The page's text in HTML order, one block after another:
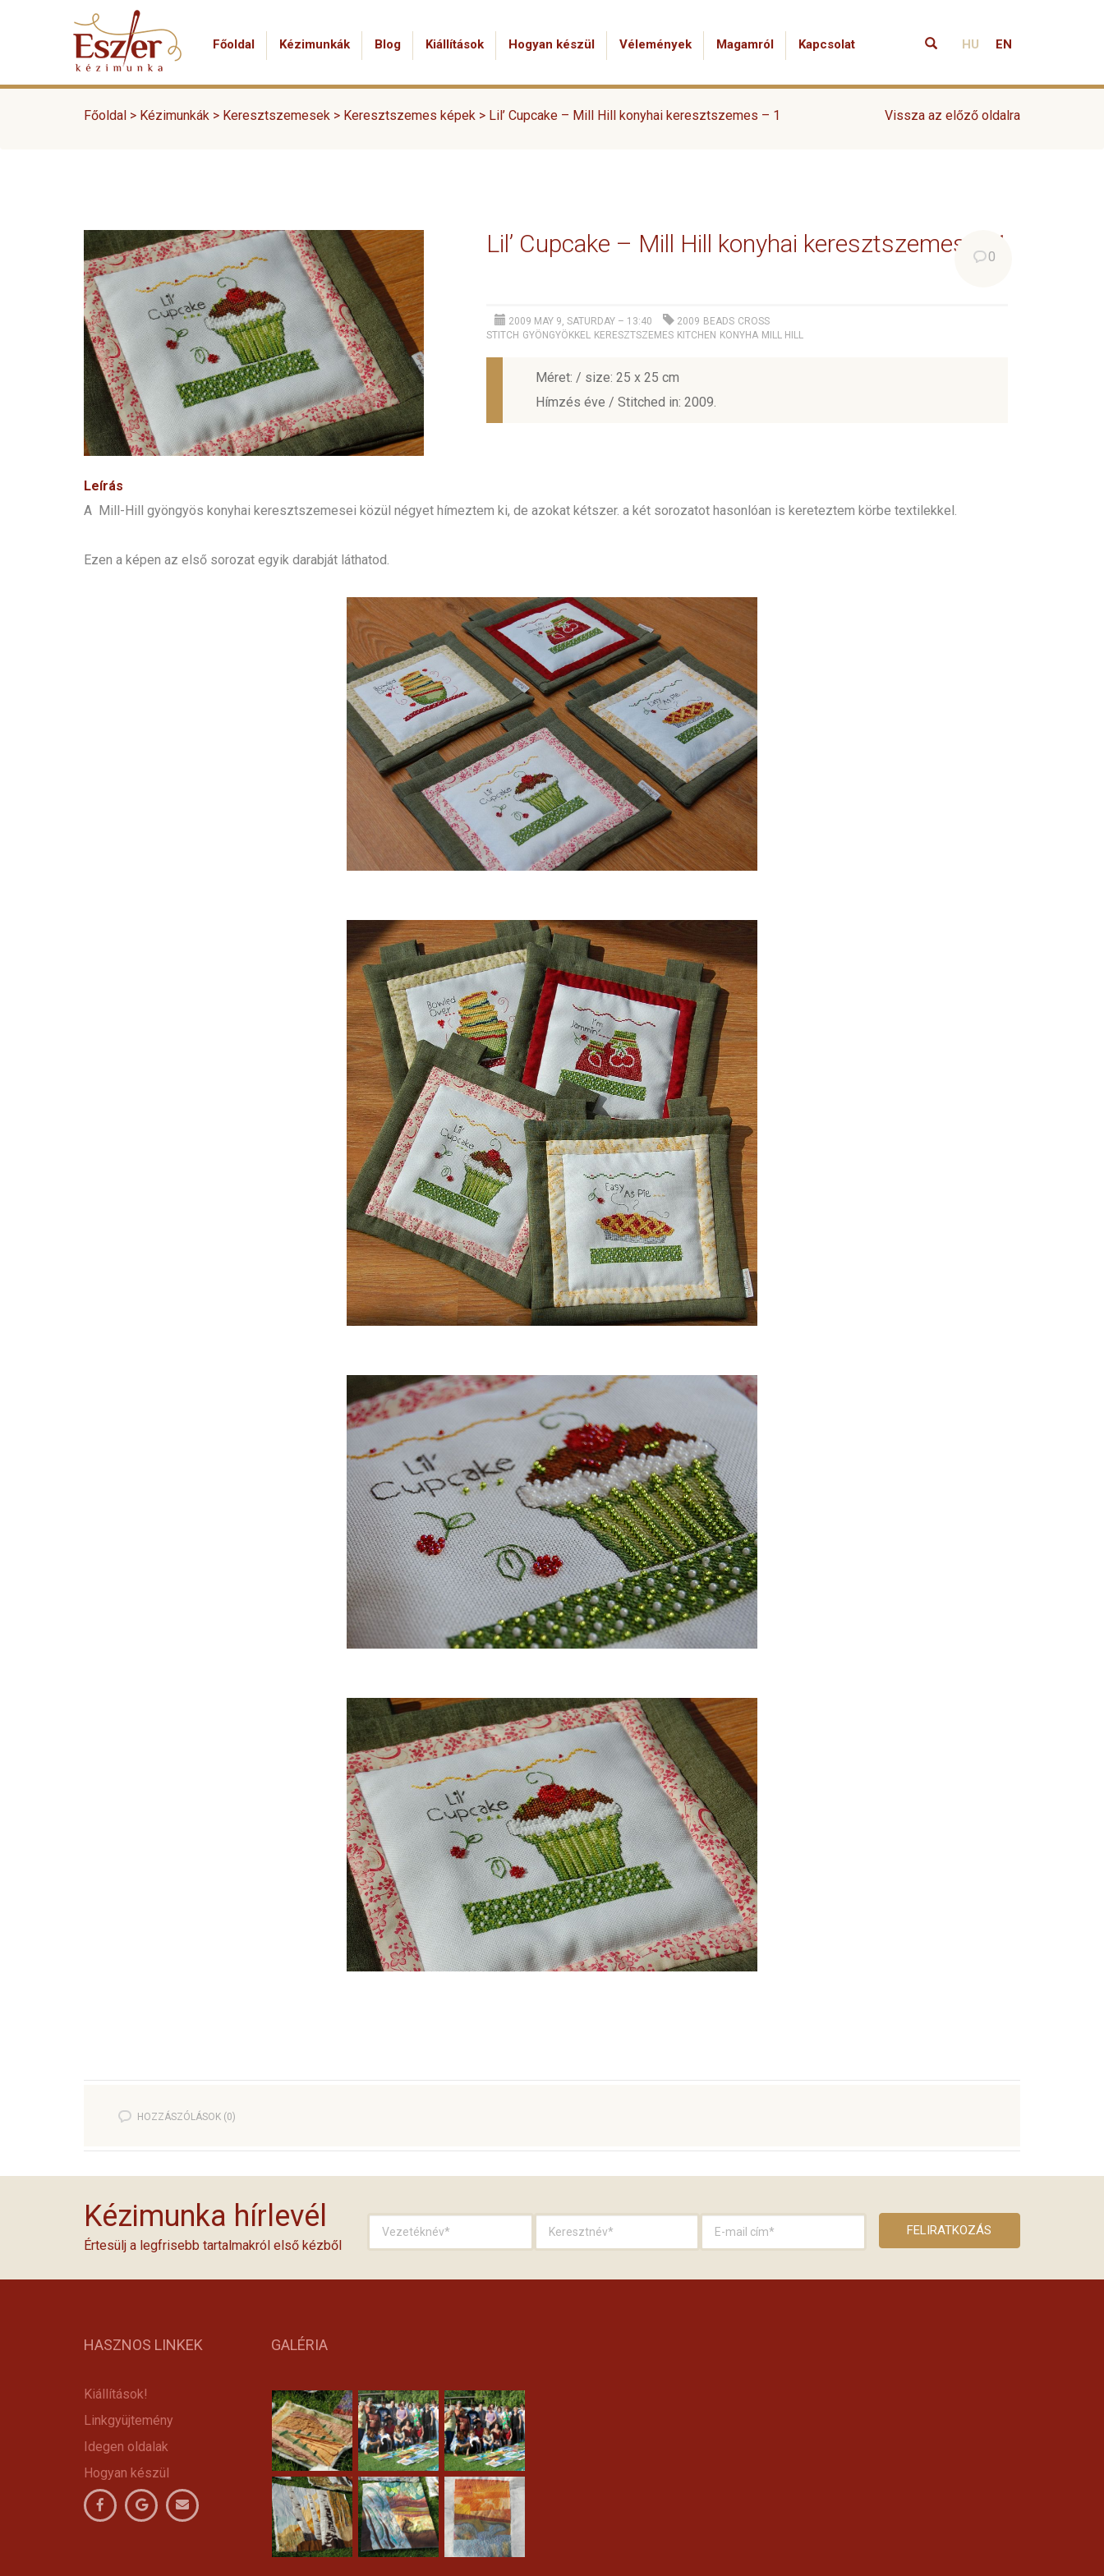
Főoldal Kézimunkák Blog Kiállítások Hogyan készül Vélemények Magamról Kapcsolat HU EN
Főoldal > Kézimunkák Vissza az előző oldalra
> Keresztszemesek > Keresztszemes képek > Lil’ Cupcake – Mill Hill konyhai keresztszemes – 1
Lil’ Cupcake – Mill Hill konyhai keresztszemes – 1
0
2009 MAY 9, SATURDAY – 13:40 2009 BEADS CROSS
STITCH GYÖNGYÖKKEL KERESZTSZEMES KITCHEN KONYHA MILL HILL
Méret: / size: 25 x 25 cm
Hímzés éve / Stitched in: 2009.
Leírás
A Mill-Hill gyöngyös konyhai keresztszemesei közül négyet hímeztem ki, de azokat kétszer. a két sorozatot hasonlóan is kereteztem körbe textilekkel.
Ezen a képen az első sorozat egyik darabját láthatod.
HOZZÁSZÓLÁSOK (0)
Kézimunka hírlevél
Értesülj a legfrisebb tartalmakról első kézből
HASZNOS LINKEK
Kiállítások!
Linkgyüjtemény
Idegen oldalak
Hogyan készül
GALÉRIA